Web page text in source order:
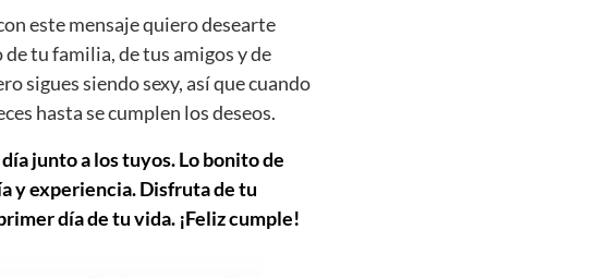
este mensaje quiero desearte
tu familia, de tus amigos y de
sigues siendo sexy, así que cuando
hasta se cumplen los deseos.
junto a los tuyos. Lo bonito de
y experiencia. Disfruta de tu
día de tu vida. ¡Feliz cumple!